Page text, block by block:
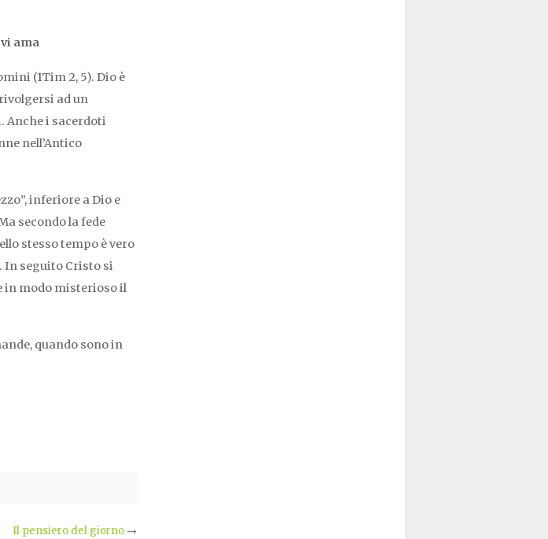
ama
(1Tim 2, 5). Dio è
ad un
Anche i sacerdoti
nell’Antico
inferiore a Dio e
secondo la fede
stesso tempo è vero
In seguito Cristo si
in modo misterioso il
quando sono in
Il pensiero del giorno→